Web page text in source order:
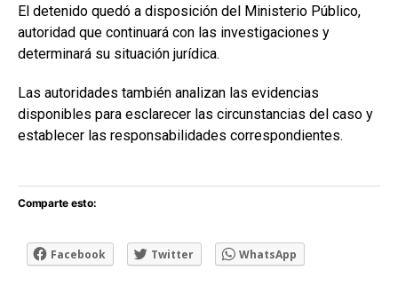
El detenido quedó a disposición del Ministerio Público,
autoridad que continuará con las investigaciones y
determinará su situación jurídica.
Las autoridades también analizan las evidencias
disponibles para esclarecer las circunstancias del caso y
establecer las responsabilidades correspondientes.
Comparte esto:
Facebook Twitter WhatsApp